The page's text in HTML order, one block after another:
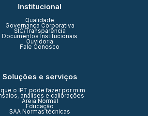
Institucional
Qualidade
Governança Corporativa
SIC/Transparência
Documentos Institucionais
Ouvidoria
Fale Conosco
Soluções e serviços
que o IPT pode fazer por mim
análises e calibrações
Areia Normal
Educação
SAA Normas técnicas